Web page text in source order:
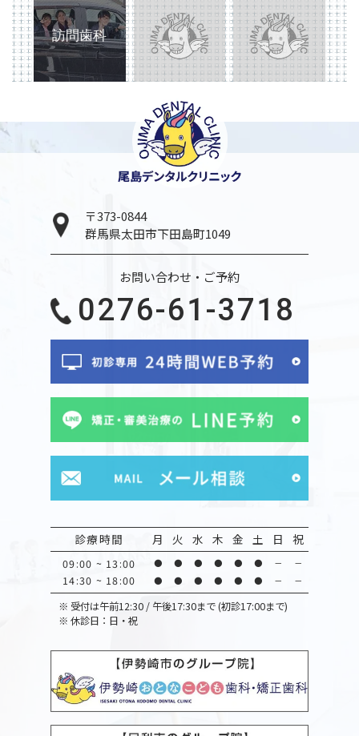
訪問歯科
〒373-0844
群馬県太田市下田島町1049
お問い合わせ・ご予約
0276-61-3718
診療時間 月 火 水 木 金 土 日 祝
09:00 ~ 13:00 ● ● ● ● ● ● － －
14:30 ~ 18:00 ● ● ● ● ● ● － －
※ 受付は午前12:30 / 午後17:30まで (初診17:00まで)
※ 休診日：日・祝